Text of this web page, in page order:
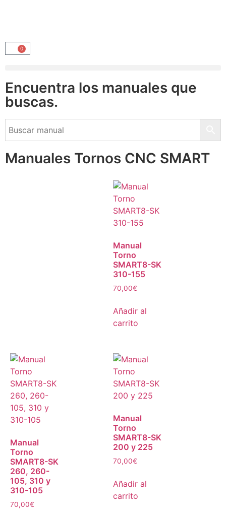
0
Encuentra los manuales que
buscas.
Manuales Tornos CNC SMART
Manual
Torno
SMART8-SK
310-155
70,00€
Añadir al
carrito
Manual
Torno
SMART8-SK
260, 260-
105, 310 y
310-105
70,00€
Manual
Torno
SMART8-SK
200 y 225
70,00€
Añadir al
carrito